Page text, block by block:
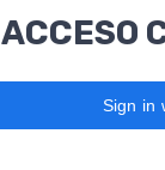
ACCESO
Sign in